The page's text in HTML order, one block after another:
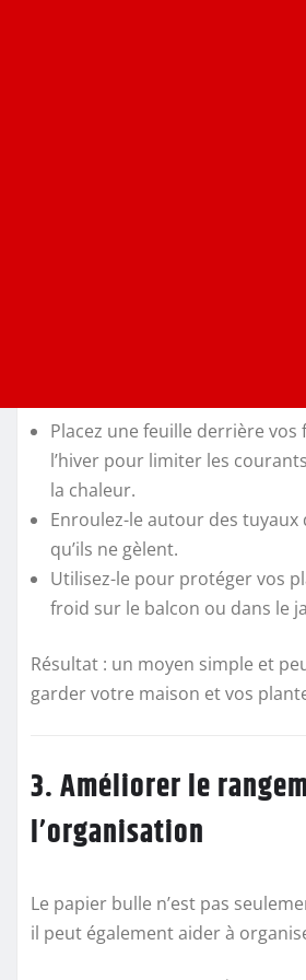
Placez une feuille derrière
l’hiver pour limiter les
la chaleur.
Enroulez-le autour des tuyaux
qu’ils ne gèlent.
Utilisez-le pour protéger vos
froid sur le balcon ou dans le
Résultat : un moyen simple et
garder votre maison et vos
3. Améliorer le
l’organisation
Le papier bulle n’est pas
il peut également aider à